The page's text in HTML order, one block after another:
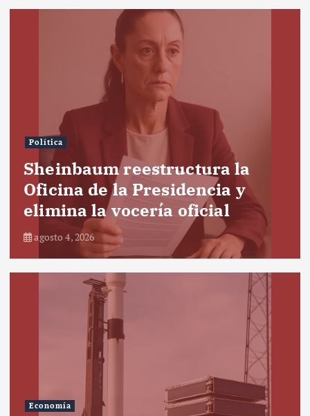
Política
Sheinbaum reestructura la
Oficina de la Presidencia y
elimina la vocería oficial
agosto 4, 2026
Economía